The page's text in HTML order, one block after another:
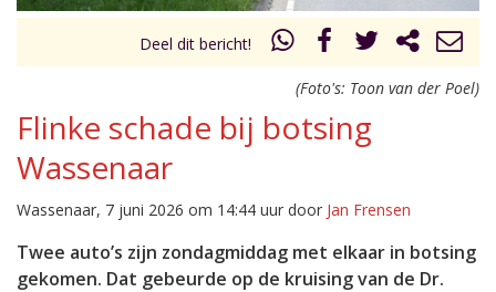
Deel dit bericht!
(Foto's: Toon van der Poel)
Flinke schade bij botsing
Wassenaar
Wassenaar, 7 juni 2026 om 14:44 uur door Jan Frensen
Twee auto’s zijn zondagmiddag met elkaar in botsing
gekomen. Dat gebeurde op de kruising van de Dr.